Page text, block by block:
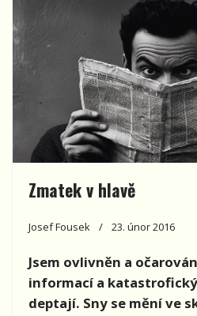
Zmatek v hlavě
Josef Fousek 23. únor 2016
Jsem ovlivněn a
informací a
deptají. Sny se mění ve